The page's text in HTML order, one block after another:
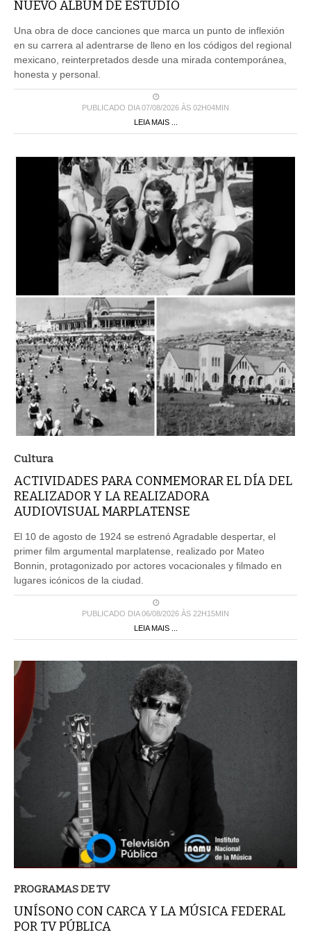
NUEVO ÁLBUM DE ESTUDIO
Una obra de doce canciones que marca un punto de inflexión
en su carrera al adentrarse de lleno en los códigos del regional
mexicano, reinterpretados desde una mirada contemporánea,
honesta y personal.
PUBLICADO DIA 07/08/2026 ÀS 02H04MIN
LEIA MAIS ...
Cultura
ACTIVIDADES PARA CONMEMORAR EL DÍA DEL
REALIZADOR Y LA REALIZADORA
AUDIOVISUAL MARPLATENSE
El 10 de agosto de 1924 se estrenó Agradable despertar, el
primer film argumental marplatense, realizado por Mateo
Bonnin, protagonizado por actores vocacionales y filmado en
lugares icónicos de la ciudad.
PUBLICADO DIA 06/08/2026 ÀS 22H15MIN
LEIA MAIS ...
PROGRAMAS DE TV
UNÍSONO CON CARCA Y LA MÚSICA FEDERAL
POR TV PÚBLICA